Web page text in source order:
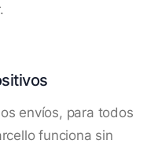
envíos, para todos
funciona sin